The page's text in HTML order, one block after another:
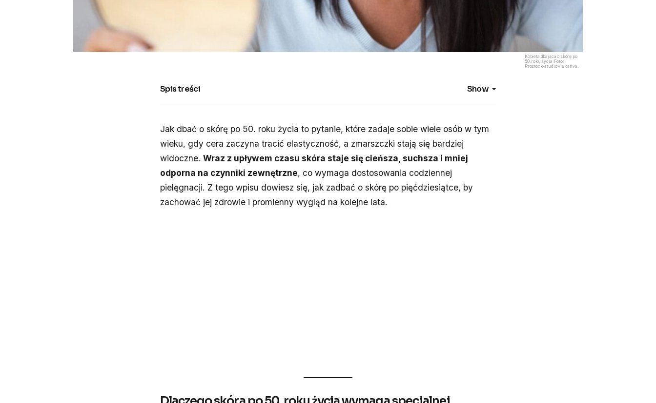
Kobieta dbająca o skórę po
50. roku życia. Foto:
Prostock-studio via canva.
Spis treści Show
Jak dbać o skórę po 50. roku życia to pytanie, które zadaje sobie wiele osób w tym
wieku, gdy cera zaczyna tracić elastyczność, a zmarszczki stają się bardziej
widoczne. Wraz z upływem czasu skóra staje się cieńsza, suchsza i mniej
odporna na czynniki zewnętrzne, co wymaga dostosowania codziennej
pielęgnacji. Z tego wpisu dowiesz się, jak zadbać o skórę po pięćdziesiątce, by
zachować jej zdrowie i promienny wygląd na kolejne lata.